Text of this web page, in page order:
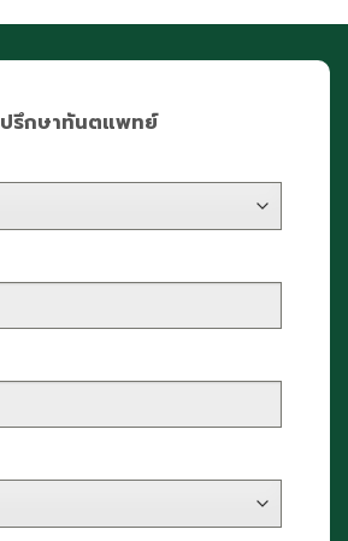
ปรึกษาทันตแพทย์